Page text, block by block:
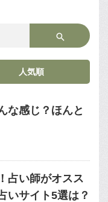
人気順
な感じ？ほんと
占い師がオスス
いサイト5選は？